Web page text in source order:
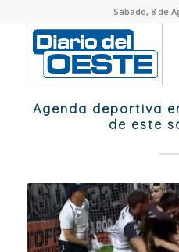
Sábado, 8 de
Agenda deportiva
de este